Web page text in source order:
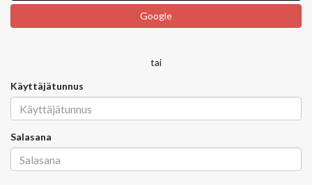
Google
tai
Käyttäjätunnus
Salasana